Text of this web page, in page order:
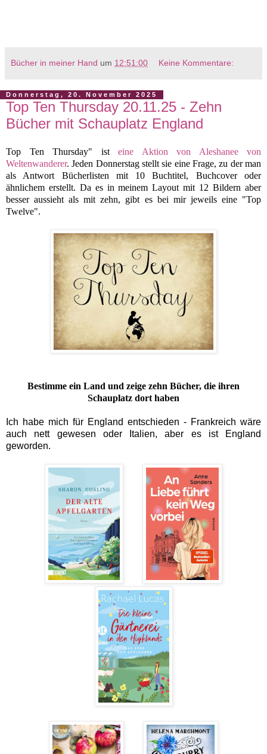
Bücher in meiner Hand um 12:51:00 Keine Kommentare:
Donnerstag, 20. November 2025
Top Ten Thursday 20.11.25 - Zehn
Bücher mit Schauplatz England
Top Ten Thursday" ist eine Aktion von Aleshanee von
Weltenwanderer. Jeden Donnerstag stellt sie eine Frage, zu der man
als Antwort Bücherlisten mit 10 Buchtitel, Buchcover oder
ähnlichem erstellt. Da es in meinem Layout mit 12 Bildern aber
besser aussieht als mit zehn, gibt es bei mir jeweils eine "Top
Twelve".
Bestimme ein Land und zeige zehn Bücher, die ihren
Schauplatz dort haben
Ich habe mich für England entschieden - Frankreich wäre
auch nett gewesen oder Italien, aber es ist England
geworden.